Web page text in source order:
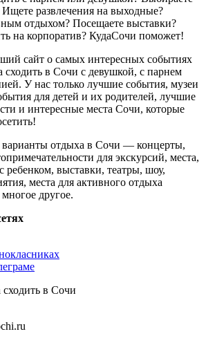
Ищете развлечения на выходные?
отдыхом? Посещаете выставки?
на корпоратив? КудаСочи поможет!
сайт о самых интересных событиях
в Сочи с девушкой, с парнем
У нас только лучшие события, музеи
для детей и их родителей, лучшие
и интересные места Сочи, которые
отдыха в Сочи — концерты,
для экскурсий, места,
ребенком, выставки, театры, шоу,
места для активного отдыха
другое.
в Сочи